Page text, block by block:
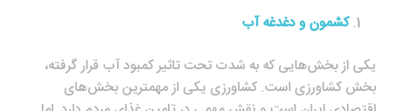
کشمون و دغدغه آب
یکی از بخش‌هایی که به شدت تحت تاثیر کمبود آب قرار گرفته،
بخش کشاورزی است. کشاورزی یکی از مهمترین بخش‌های